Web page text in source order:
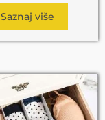
Saznaj više